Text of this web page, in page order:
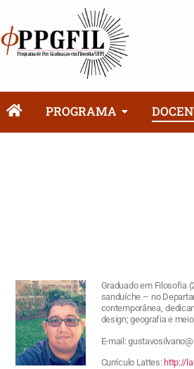
PROGRAMA
Graduado em Filosofia
sanduíche – no
contemporânea,
design; geografia e
E-mail:
Currículo Lattes: http://